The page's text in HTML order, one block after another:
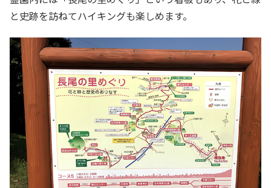
と史跡を訪ねてハイキングも楽しめます。